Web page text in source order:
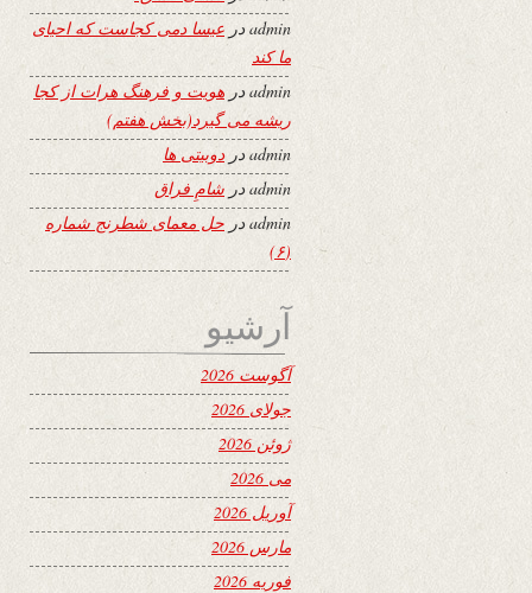
adminدر عیسا دمی کجاست که احیای
ما کند
adminدر هویت و فرهنگ هرات از کجا
ریشه می گیرد(بخش هفتم)
admin دردوبیتی ها
adminدر شامِ فراق
admin در حل معمای شطرنج شماره
(۶)
آرشیو
آگوست 2026
جولای 2026
ژوئن 2026
می 2026
آوریل 2026
مارس 2026
فوریه 2026